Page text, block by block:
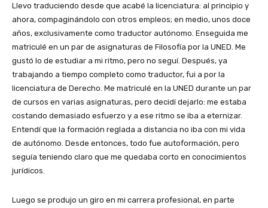
Llevo traduciendo desde que acabé la licenciatura: al principio y
ahora, compaginándolo con otros empleos; en medio, unos doce
años, exclusivamente como traductor autónomo. Enseguida me
matriculé en un par de asignaturas de Filosofía por la UNED. Me
gustó lo de estudiar a mi ritmo, pero no seguí. Después, ya
trabajando a tiempo completo como traductor, fui a por la
licenciatura de Derecho. Me matriculé en la UNED durante un par
de cursos en varias asignaturas, pero decidí dejarlo: me estaba
costando demasiado esfuerzo y a ese ritmo se iba a eternizar.
Entendí que la formación reglada a distancia no iba con mi vida
de autónomo. Desde entonces, todo fue autoformación, pero
seguía teniendo claro que me quedaba corto en conocimientos
jurídicos.
Luego se produjo un giro en mi carrera profesional, en parte